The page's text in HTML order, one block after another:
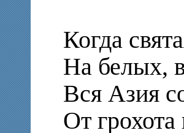
Когда
На белых,
Вся Азия
От